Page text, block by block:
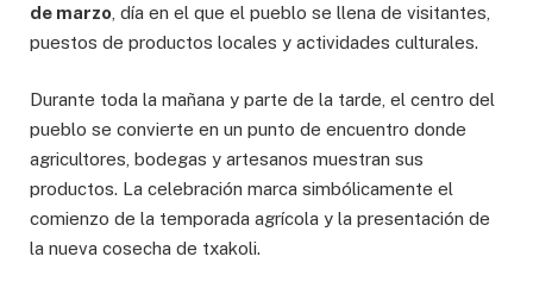
de marzo , día en el que el pueblo se llena de visitantes,
puestos de productos locales y actividades culturales.
Durante toda la mañana y parte de la tarde, el centro del
pueblo se convierte en un punto de encuentro donde
agricultores, bodegas y artesanos muestran sus
productos. La celebración marca simbólicamente el
comienzo de la temporada agrícola y la presentación de
la nueva cosecha de txakoli.